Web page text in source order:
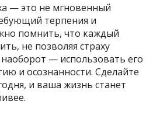
— это не мгновенный
терпения и
помнить, что каждый
не позволяя страху
— использовать его
и осознанности. Сделайте
и ваша жизнь станет